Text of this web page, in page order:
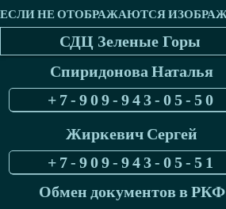
СДЦ Зеленые Горы
Спиридонова Наталья
+7-909-943-05-50
Жиркевич Сергей
+7-909-943-05-51
Обмен документов в РКФ